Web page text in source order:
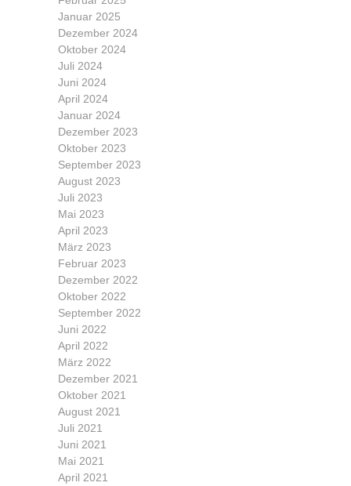
Januar 2025
Dezember 2024
Oktober 2024
Juli 2024
Juni 2024
April 2024
Januar 2024
Dezember 2023
Oktober 2023
September 2023
August 2023
Juli 2023
Mai 2023
April 2023
März 2023
Februar 2023
Dezember 2022
Oktober 2022
September 2022
Juni 2022
April 2022
März 2022
Dezember 2021
Oktober 2021
August 2021
Juli 2021
Juni 2021
Mai 2021
April 2021